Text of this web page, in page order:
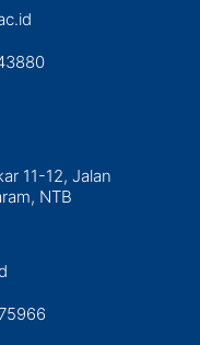
11-12, Jalan
NTB